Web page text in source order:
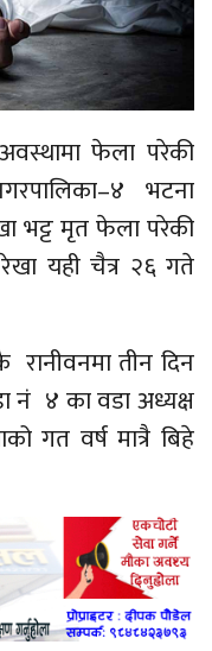
फेला परेकी
भटना
भट्ट मृत फेला परेकी
यही चैत्र २६ गते
रानीवनमा तीन दिन
नं ४ का वडा अध्यक्ष
गत वर्ष मात्रै बिहे